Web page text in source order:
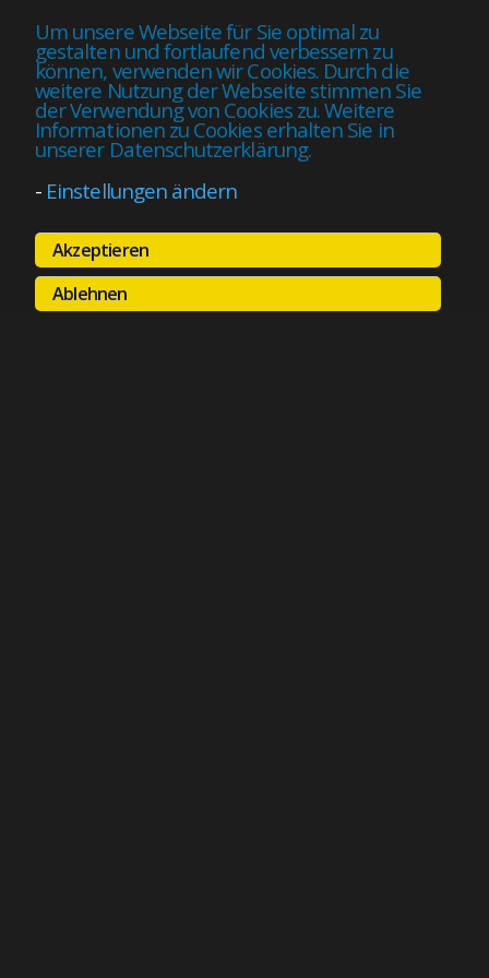
Um unsere Webseite für Sie optimal zu
gestalten und fortlaufend verbessern zu
können, verwenden wir Cookies. Durch die
weitere Nutzung der Webseite stimmen Sie
der Verwendung von Cookies zu. Weitere
Informationen zu Cookies erhalten Sie in
unserer Datenschutzerklärung.
- Einstellungen ändern
Akzeptieren
Ablehnen